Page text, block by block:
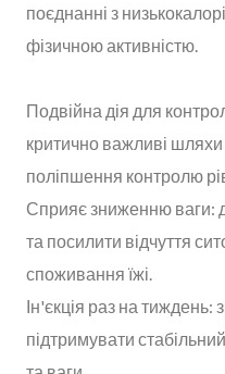
поєднанні з
фізичною активністю.
Подвійна дія для
критично важливі
поліпшення контролю
Сприяє зниженню ваги:
та посилити відчуття
споживання їжі.
Ін'єкція раз на
підтримувати